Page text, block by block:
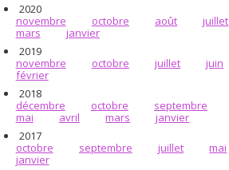
2020
novembre
octobre août juillet
mars
janvier
2019
novembre
octobre juillet juin
février
2018
décembre
octobre septembre
mai
avril mars
janvier
2017
octobre
septembre juillet mai
janvier